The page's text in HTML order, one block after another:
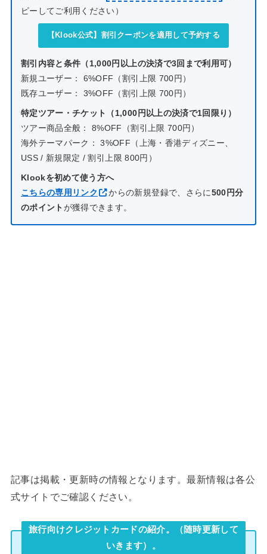
ピーしてご利用ください）
【Klook公式】割引クーポンを適用して予約する
割引内容と条件（1,000円以上の決済で3回まで利用可）
新規ユーザー： 6%OFF（割引上限 700円）
既存ユーザー： 3%OFF（割引上限 700円）
特定ツアー・チケット（1,000円以上の決済で1回限り）
ツアー商品全般： 8%OFF（割引上限 700円）
海外テーマパーク： 3%OFF（上海・香港ディズニー、
USS / 新規限定 / 割引上限 800円）
Klookを初めて使う方へ
こちらの専用リンク
からの新規登録で、さらに500円分
のポイントが獲得できます。
記事は掲載・更新時の情報となります。最新情報は各公
式サイトでご確認ください。
旅行向けクレジットカードの紹介。（随時更新して
いきます）。